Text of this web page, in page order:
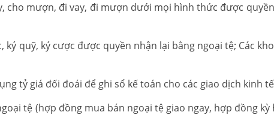
cho mượn, đi vay, đi mượn dưới mọi hình thức được
ký quỹ, ký cược được quyền nhận lại bằng ngoại tệ; Các
tỷ giá đối đoái để ghi sổ kế toán cho các giao dịch kinh
tệ (hợp đồng mua bán ngoại tệ giao ngay, hợp đồng